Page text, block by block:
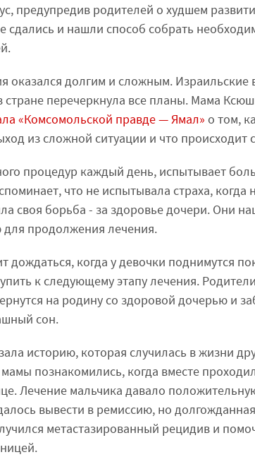
предупредив родителей о худшем
сдались и нашли способ собрать
оказался долгим и сложным. Израильские
стране перечеркнула все планы. Мама
«Комсомольской правде — Ямал» о том,
из сложной ситуации и что происходит
процедур каждый день, испытывает
что не испытывала страха, когда
своя борьба - за здоровье дочери. Они
для продолжения лечения.
дождаться, когда у девочки поднимутся
к следующему этапу лечения.
на родину со здоровой дочерью и
сон.
историю, которая случилась в жизни
познакомились, когда вместе
Лечение мальчика давало
вывести в ремиссию, но
метастазированный рецидив и